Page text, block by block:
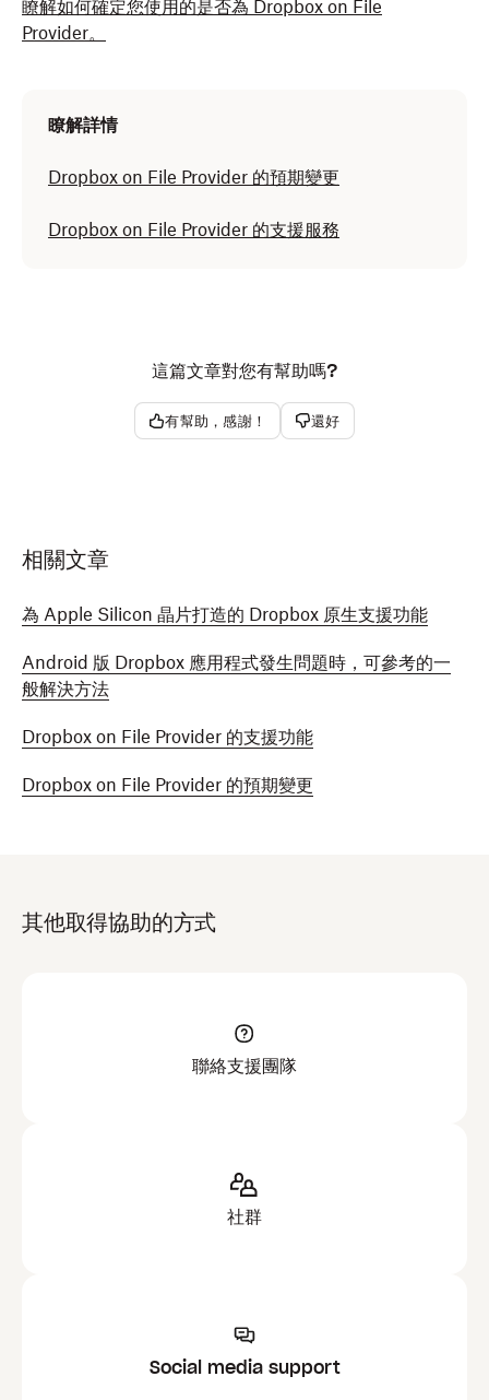
瞭解如何確定您使用的是否為 Dropbox on File
Provider。
將 Dropbox 資料夾儲存在外接式硬碟上，您可以更新並將
Dropbox 資料夾保留在外接式硬碟上。
Dropbox on File Provider。
如果您尚未更新至 Dropbox on File Provider，並想更新
瞭解詳情
Dropbox on File Provider 的預期變更
Dropbox on File Provider 的支援服務
這篇文章對您有幫助嗎?
有幫助，感謝！ 還好
相關文章
為 Apple Silicon 晶片打造的 Dropbox 原生支援功能
Android 版 Dropbox 應用程式發生問題時，可參考的一
般解決方法
Dropbox on File Provider 的支援功能
Dropbox on File Provider 的預期變更
其他取得協助的方式
聯絡支援團隊
社群
Social media support